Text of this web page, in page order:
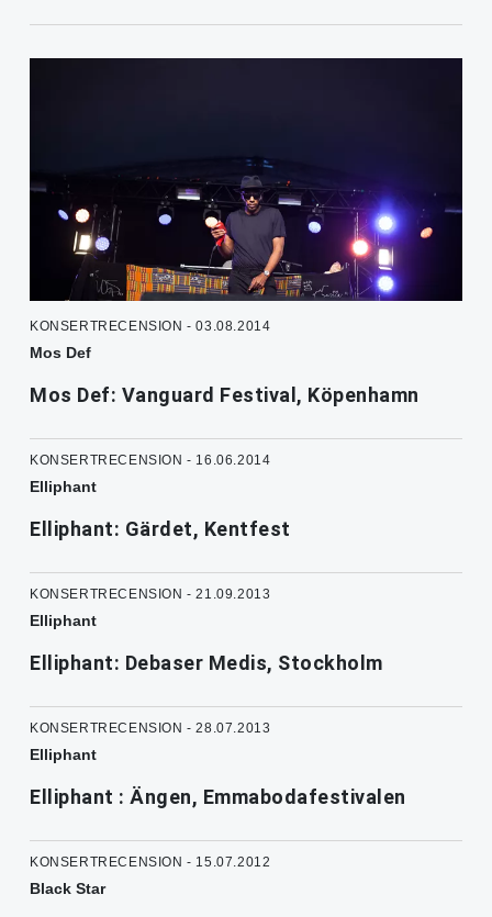
KONSERTRECENSION - 03.08.2014
Mos Def
Mos Def: Vanguard Festival, Köpenhamn
KONSERTRECENSION - 16.06.2014
Elliphant
Elliphant: Gärdet, Kentfest
KONSERTRECENSION - 21.09.2013
Elliphant
Elliphant: Debaser Medis, Stockholm
KONSERTRECENSION - 28.07.2013
Elliphant
Elliphant : Ängen, Emmabodafestivalen
KONSERTRECENSION - 15.07.2012
Black Star